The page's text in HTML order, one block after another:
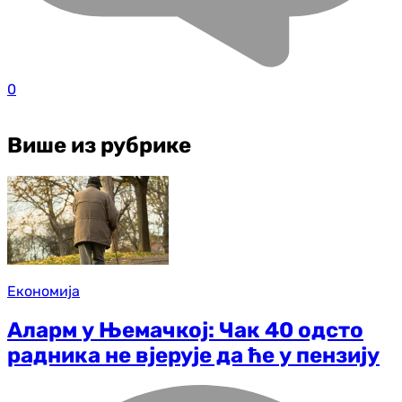
0
Више из рубрике
Економија
Аларм у Њемачкој: Чак 40 одсто
радника не вјерује да ће у пензију